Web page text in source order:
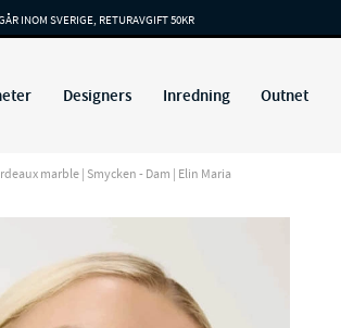
INOM SVERIGE, RETURAVGIFT 50KR
Designers Inredning Outnet
marble | Smycken - Dam | Elin Maria